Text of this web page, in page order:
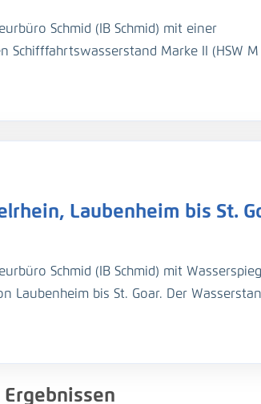
Schmid (IB Schmid) mit einer
Marke II (HSW M
Laubenheim bis St.
Schmid (IB Schmid) mit
bis St. Goar. Der
Ergebnissen